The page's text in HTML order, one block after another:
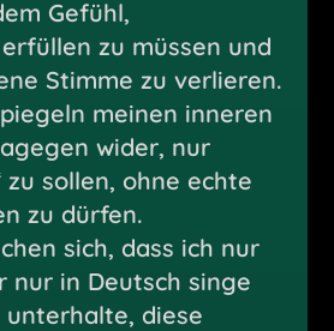
Gefühl,
zu müssen und
Stimme zu verlieren.
meinen inneren
wider, nur
zu sollen, ohne echte
zu dürfen.
sich, dass ich nur
nur in Deutsch singe
diese